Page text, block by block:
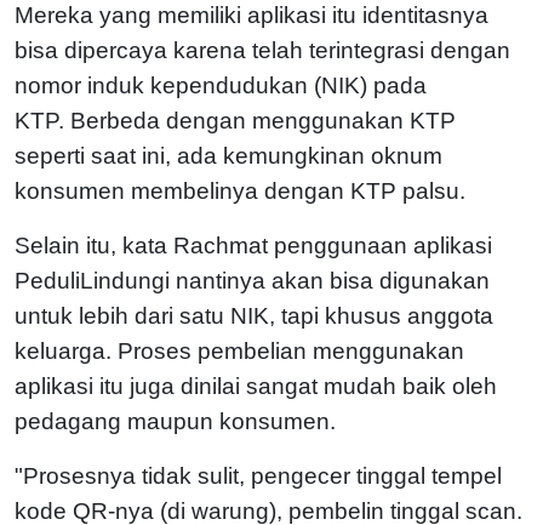
Mereka yang memiliki aplikasi itu identitasnya
bisa dipercaya karena telah terintegrasi dengan
nomor induk kependudukan (NIK) pada
KTP. Berbeda dengan menggunakan KTP
seperti saat ini, ada kemungkinan oknum
konsumen membelinya dengan KTP palsu.
Selain itu, kata Rachmat penggunaan aplikasi
PeduliLindungi nantinya akan bisa digunakan
untuk lebih dari satu NIK, tapi khusus anggota
keluarga. Proses pembelian menggunakan
aplikasi itu juga dinilai sangat mudah baik oleh
pedagang maupun konsumen.
"Prosesnya tidak sulit, pengecer tinggal tempel
kode QR-nya (di warung), pembelin tinggal scan.